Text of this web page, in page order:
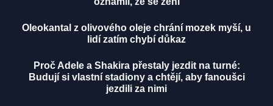
Oleokantal z olivového oleje chrání mozek myší, u
lidí zatím chybí důkaz
Proč Adele a Shakira přestaly jezdit na turné:
Budují si vlastní stadiony a chtějí, aby fanoušci
jezdili za nimi